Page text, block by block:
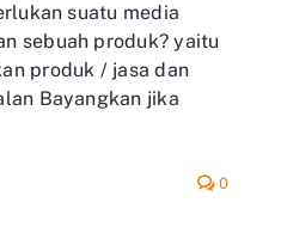
suatu media
sebuah produk? yaitu
produk / jasa dan
Bayangkan jika
0